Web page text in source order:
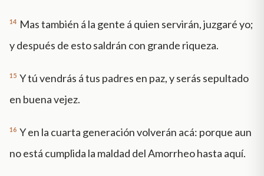
14 Mas también á la gente á quien servirán, juzgaré yo;
y después de esto saldrán con grande riqueza.
15 Y tú vendrás á tus padres en paz, y serás sepultado
en buena vejez.
16 Y en la cuarta generación volverán acá: porque aun
no está cumplida la maldad del Amorrheo hasta aquí.